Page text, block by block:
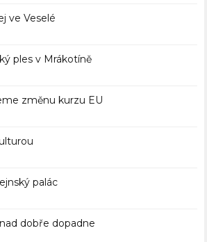
ve Veselé
ples v Mrákotíně
změnu kurzu EU
palác
dobře dopadne